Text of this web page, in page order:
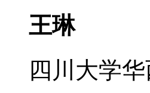
王琳
四川大学